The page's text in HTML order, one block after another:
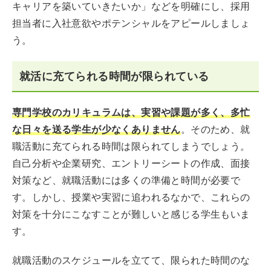
キャリアを築いていきたいか」などを明確にし、採用
担当者に入社意欲やポテンシャルをアピールしましょ
う。
就活に充てられる時間が限られている
専門学校のカリキュラムは、実習や課題が多く、多忙
な日々を送る学生が少なくありません。そのため、就
職活動に充てられる時間は限られてしまうでしょう。
自己分析や企業研究、エントリーシートの作成、面接
対策など、就職活動には多くの準備と時間が必要で
す。しかし、授業や実習に追われるなかで、これらの
対策を十分にこなすことが難しいと感じる学生もいま
す。
就職活動のスケジュールを立てて、限られた時間のな